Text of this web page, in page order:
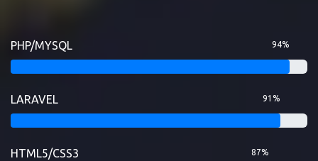
PHP/MYSQL 94%
LARAVEL 91%
HTML5/CSS3 87%